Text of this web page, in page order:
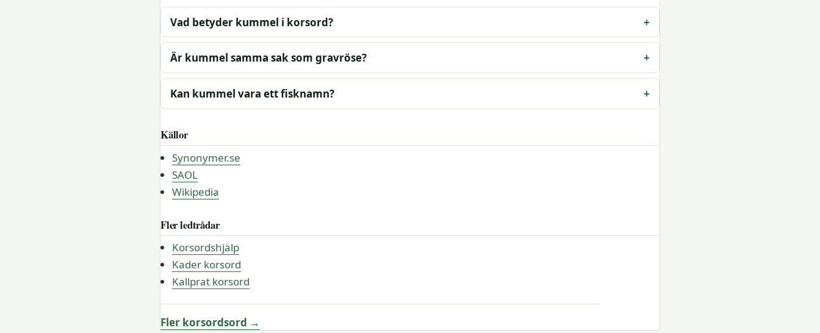
Vad betyder kummel i korsord?
Är kummel samma sak som gravröse?
Kan kummel vara ett fisknamn?
Källor
Synonymer.se
SAOL
Wikipedia
Fler ledtrådar
Korsordshjälp
Kader korsord
Kallprat korsord
Fler korsordsord →